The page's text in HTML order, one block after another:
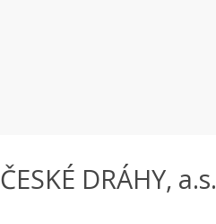
ČESKÉ DRÁHY, a.s.